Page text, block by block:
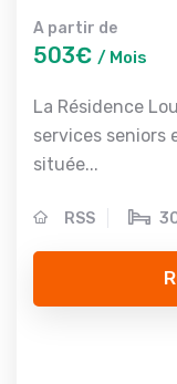
A partir de
503€ / Mois
La Résidence
services seniors
située...
RSS